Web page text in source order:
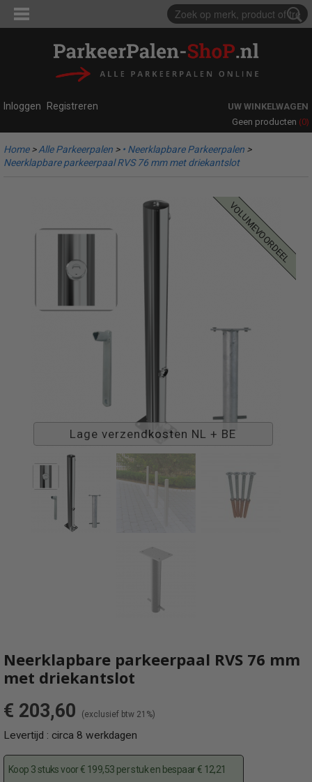
Inloggen Registreren
UW WINKELWAGEN
Geen producten (0)
Home>Alle Parkeerpalen > • Neerklapbare Parkeerpalen >
Neerklapbare parkeerpaal RVS 76 mm met driekantslot
Lage verzendkosten NL + BE
volumevoordeel
Neerklapbare parkeerpaal RVS 76 mm
met driekantslot
€ 203,60 (exclusief btw 21%)
Levertijd : circa 8 werkdagen
Koop 3 stuks voor € 199,53 per stuk en bespaar € 12,21